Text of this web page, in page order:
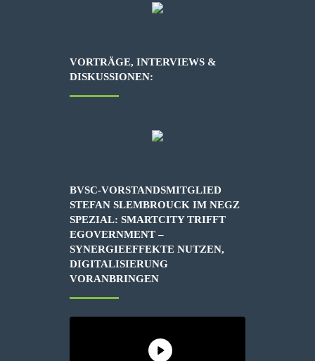
VORTRÄGE, INTERVIEWS &
DISKUSSIONEN:
BVSC-VORSTANDSMITGLIED
STEFAN SLEMBROUCK IM NEGZ
SPEZIAL: SMARTCITY TRIFFT
EGOVERNMENT –
SYNERGIEEFFEKTE NUTZEN,
DIGITALISIERUNG
VORANBRINGEN